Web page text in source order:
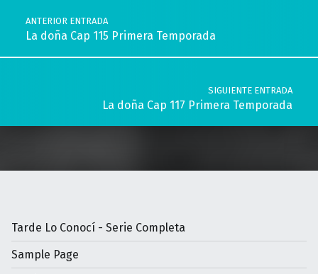
ANTERIOR ENTRADA
La doña Cap 115 Primera Temporada
SIGUIENTE ENTRADA
La doña Cap 117 Primera Temporada
Tarde Lo Conocí - Serie Completa
Sample Page